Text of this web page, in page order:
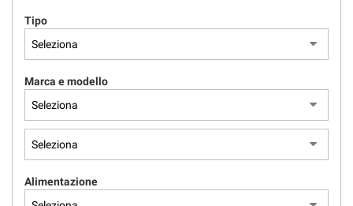
Tipo
Marca e modello
Alimentazione